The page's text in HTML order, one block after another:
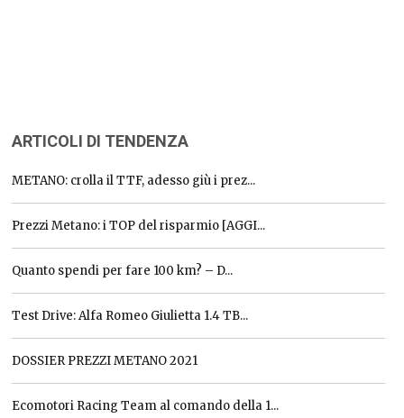
ARTICOLI DI TENDENZA
METANO: crolla il TTF, adesso giù i prez...
Prezzi Metano: i TOP del risparmio [AGGI...
Quanto spendi per fare 100 km? – D...
Test Drive: Alfa Romeo Giulietta 1.4 TB...
DOSSIER PREZZI METANO 2021
Ecomotori Racing Team al comando della 1...